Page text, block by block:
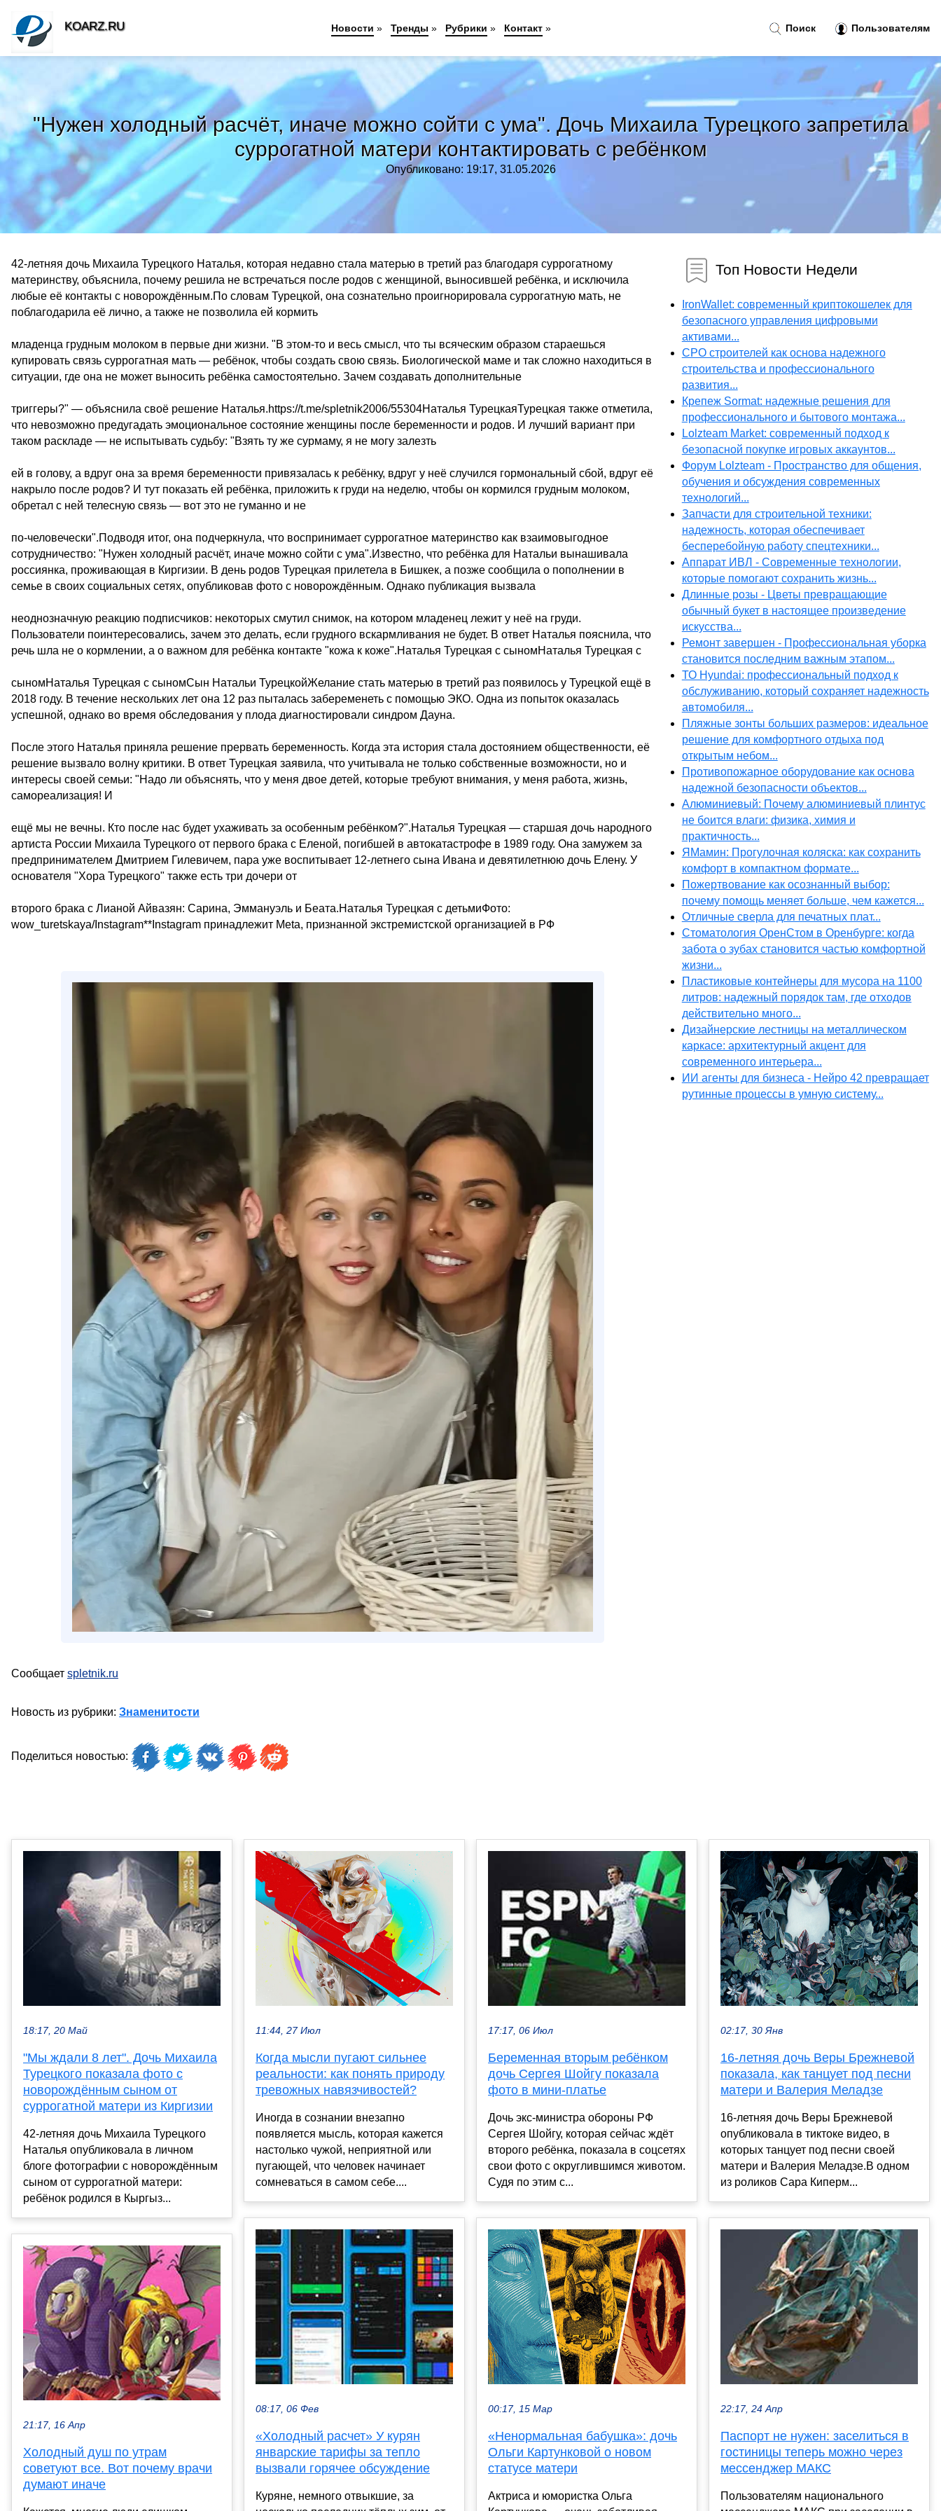
"Нужен холодный расчёт, иначе можно сойти с ума". Дочь Михаила Турецкого запретила
суррогатной матери контактировать с ребёнком
Опубликовано: 19:17, 31.05.2026
42-летняя дочь Михаила Турецкого Наталья, которая недавно стала матерью в третий раз благодаря суррогатному
материнству, объяснила, почему решила не встречаться после родов с женщиной, выносившей ребёнка, и исключила
любые её контакты с новорождённым.По словам Турецкой, она сознательно проигнорировала суррогатную мать, не
поблагодарила её лично, а также не позволила ей кормить
младенца грудным молоком в первые дни жизни. "В этом-то и весь смысл, что ты всяческим образом стараешься
купировать связь суррогатная мать — ребёнок, чтобы создать свою связь. Биологической маме и так сложно находиться в
ситуации, где она не может выносить ребёнка самостоятельно. Зачем создавать дополнительные
триггеры?" — объяснила своё решение Наталья.https://t.me/spletnik2006/55304Наталья ТурецкаяТурецкая также отметила,
что невозможно предугадать эмоциональное состояние женщины после беременности и родов. И лучший вариант при
таком раскладе — не испытывать судьбу: "Взять ту же сурмаму, я не могу залезть
ей в голову, а вдруг она за время беременности привязалась к ребёнку, вдруг у неё случился гормональный сбой, вдруг её
накрыло после родов? И тут показать ей ребёнка, приложить к груди на неделю, чтобы он кормился грудным молоком,
обретал с ней телесную связь — вот это не гуманно и не
по-человечески".Подводя итог, она подчеркнула, что воспринимает суррогатное материнство как взаимовыгодное
сотрудничество: "Нужен холодный расчёт, иначе можно сойти с ума".Известно, что ребёнка для Натальи вынашивала
россиянка, проживающая в Киргизии. В день родов Турецкая прилетела в Бишкек, а позже сообщила о пополнении в
семье в своих социальных сетях, опубликовав фото с новорождённым. Однако публикация вызвала
неоднозначную реакцию подписчиков: некоторых смутил снимок, на котором младенец лежит у неё на груди.
Пользователи поинтересовались, зачем это делать, если грудного вскармливания не будет. В ответ Наталья пояснила, что
речь шла не о кормлении, а о важном для ребёнка контакте "кожа к коже".Наталья Турецкая с сыномНаталья Турецкая с
сыномНаталья Турецкая с сыномСын Натальи ТурецкойЖелание стать матерью в третий раз появилось у Турецкой ещё в
2018 году. В течение нескольких лет она 12 раз пыталась забеременеть с помощью ЭКО. Одна из попыток оказалась
успешной, однако во время обследования у плода диагностировали синдром Дауна.
После этого Наталья приняла решение прервать беременность. Когда эта история стала достоянием общественности, её
решение вызвало волну критики. В ответ Турецкая заявила, что учитывала не только собственные возможности, но и
интересы своей семьи: "Надо ли объяснять, что у меня двое детей, которые требуют внимания, у меня работа, жизнь,
самореализация! И
ещё мы не вечны. Кто после нас будет ухаживать за особенным ребёнком?".Наталья Турецкая — старшая дочь народного
артиста России Михаила Турецкого от первого брака с Еленой, погибшей в автокатастрофе в 1989 году. Она замужем за
предпринимателем Дмитрием Гилевичем, пара уже воспитывает 12-летнего сына Ивана и девятилетнюю дочь Елену. У
основателя "Хора Турецкого" также есть три дочери от
второго брака с Лианой Айвазян: Сарина, Эммануэль и Беата.Наталья Турецкая с детьмиФото:
wow_turetskaya/Instagram**Instagram принадлежит Meta, признанной экстремистской организацией в РФ
Сообщает spletnik.ru
Новость из рубрики: Знаменитости
Поделиться новостью:
Топ Новости Недели
IronWallet: современный криптокошелек для
безопасного управления цифровыми
активами...
СРО строителей как основа надежного
строительства и профессионального
развития...
Крепеж Sormat: надежные решения для
профессионального и бытового монтажа...
Lolzteam Market: современный подход к
безопасной покупке игровых аккаунтов...
Форум Lolzteam - Пространство для общения,
обучения и обсуждения современных
технологий...
Запчасти для строительной техники:
надежность, которая обеспечивает
бесперебойную работу спецтехники...
Аппарат ИВЛ - Современные технологии,
которые помогают сохранить жизнь...
Длинные розы - Цветы превращающие
обычный букет в настоящее произведение
искусства...
Ремонт завершен - Профессиональная уборка
становится последним важным этапом...
ТО Hyundai: профессиональный подход к
обслуживанию, который сохраняет надежность
автомобиля...
Пляжные зонты больших размеров: идеальное
решение для комфортного отдыха под
открытым небом...
Противопожарное оборудование как основа
надежной безопасности объектов...
Алюминиевый: Почему алюминиевый плинтус
не боится влаги: физика, химия и
практичность...
ЯМамин: Прогулочная коляска: как сохранить
комфорт в компактном формате...
Пожертвование как осознанный выбор:
почему помощь меняет больше, чем кажется...
Отличные сверла для печатных плат...
Стоматология ОренСтом в Оренбурге: когда
забота о зубах становится частью комфортной
жизни...
Пластиковые контейнеры для мусора на 1100
литров: надежный порядок там, где отходов
действительно много...
Дизайнерские лестницы на металлическом
каркасе: архитектурный акцент для
современного интерьера...
ИИ агенты для бизнеса - Нейро 42 превращает
рутинные процессы в умную систему...
18:17, 20 Май
"Мы ждали 8 лет". Дочь Михаила
Турецкого показала фото с
новорождённым сыном от
суррогатной матери из Киргизии
42-летняя дочь Михаила Турецкого
Наталья опубликовала в личном
блоге фотографии с новорождённым
сыном от суррогатной матери:
ребёнок родился в Кыргыз...
21:17, 16 Апр
Холодный душ по утрам
советуют все. Вот почему врачи
думают иначе
11:44, 27 Июл
Когда мысли пугают сильнее
реальности: как понять природу
тревожных навязчивостей?
Иногда в сознании внезапно
появляется мысль, которая кажется
настолько чужой, неприятной или
пугающей, что человек начинает
сомневаться в самом себе....
08:17, 06 Фев
«Холодный расчет» У курян
январские тарифы за тепло
вызвали горячее обсуждение
Куряне, немного отвыкшие, за
17:17, 06 Июл
Беременная вторым ребёнком
дочь Сергея Шойгу показала
фото в мини-платье
Дочь экс-министра обороны РФ
Сергея Шойгу, которая сейчас ждёт
второго ребёнка, показала в соцсетях
свои фото с округлившимся животом.
Судя по этим с...
00:17, 15 Мар
«Ненормальная бабушка»: дочь
Ольги Картунковой о новом
статусе матери
Актриса и юмористка Ольга
02:17, 30 Янв
16-летняя дочь Веры Брежневой
показала, как танцует под песни
матери и Валерия Меладзе
16-летняя дочь Веры Брежневой
опубликовала в тиктоке видео, в
которых танцует под песни своей
матери и Валерия Меладзе.В одном
из роликов Сара Киперм...
22:17, 24 Апр
Паспорт не нужен: заселиться в
гостиницы теперь можно через
мессенджер МАКС
Пользователям национального
Поиск Пользователям
KOARZ.RU Новости » Тренды » Рубрики » Контакт »